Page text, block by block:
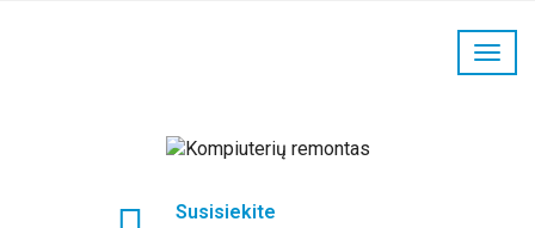
+370 681 62157
Susisiekite